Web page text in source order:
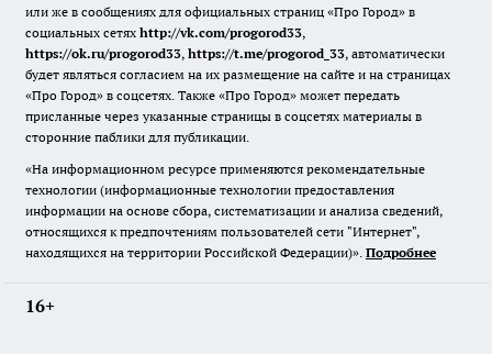
или же в сообщениях для официальных страниц «Про Город» в
социальных сетях http://vk.com/progorod33,
https://ok.ru/progorod33, https://t.me/progorod_33, автоматически
будет являться согласием на их размещение на сайте и на страницах
«Про Город» в соцсетях. Также «Про Город» может передать
присланные через указанные страницы в соцсетях материалы в
сторонние паблики для публикации.
«На информационном ресурсе применяются рекомендательные
технологии (информационные технологии предоставления
информации на основе сбора, систематизации и анализа сведений,
относящихся к предпочтениям пользователей сети "Интернет",
находящихся на территории Российской Федерации)». Подробнее
16+